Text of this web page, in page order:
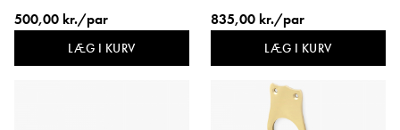
Dørgrebspind: 100 mm.
500,00 kr./par
LÆG I KURV
835,00 kr./par
LÆG I KURV